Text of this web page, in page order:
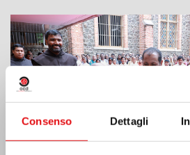
Consenso Dettagli